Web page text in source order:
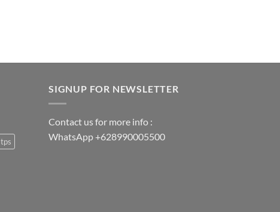
tps
SIGNUP FOR NEWSLETTER
Contact us for more info :
WhatsApp +628990005500